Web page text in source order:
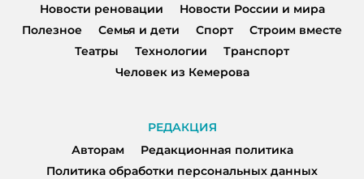
Новости реновации
Новости России и мира
Полезное
Семья и дети Спорт
Строим вместе
Театры
Технологии
Транспорт
Человек из Кемерова
РЕДАКЦИЯ
Авторам
Редакционная политика
Политика обработки персональных данных